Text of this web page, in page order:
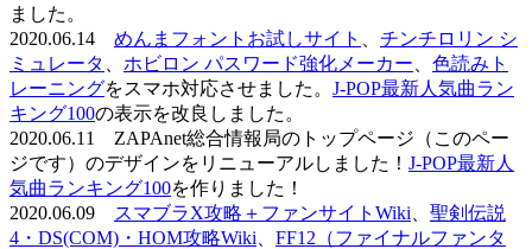
ました。
2020.06.14 めんまフォントお試しサイト
チンチロリン シ
ミュレータ
ホビロン パスワード強化メーカー
色読みト
レーニングをスマホ対応させました。 J-POP最新人気曲ラン
キング100の表示を改良しました。
2020.06.11 ZAPAnet総合情報局のトップページ（このペー
ジです）のデザインをリニューアルしました！ J-POP最新人
気曲ランキング100を作りました！
2020.06.09
スマブラX攻略＋ファンサイトWiki
聖剣伝説
4・DS(COM)・HOM攻略Wiki
FF12（ファイナルファンタ